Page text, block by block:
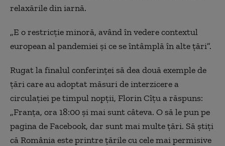
relaxările din iarnă.
„E o restricție minoră, având în vedere contextul
european al pandemiei și ce se întâmplă în alte țări”.
Rugat la finalul conferinței să dea două exemple de
țări care au adoptat măsuri de interzicere a
circulației pe timpul nopții, Florin Cîțu a răspuns:
„Franța, ora 18:00 și mai sunt câteva. O să le pun pe
pagina de Facebook, dar sunt mai multe țări. Să știți
că România este printre țările cu cele mai permisive